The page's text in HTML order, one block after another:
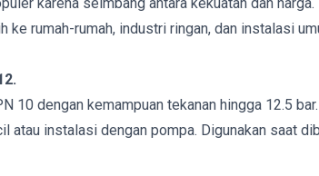
ke rumah-rumah, industri ringan, dan instalasi
10 dengan kemampuan tekanan hingga 12.5
atau instalasi dengan pompa. Digunakan saat